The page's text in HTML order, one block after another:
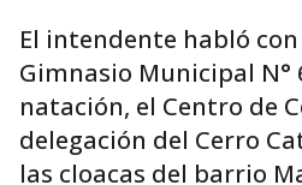
El intendente habló
Gimnasio Municipal N°
natación, el Centro de
delegación del Cerro
las cloacas del barrio